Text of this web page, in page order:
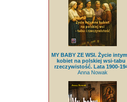
MY BABY ZE WSI. Życie
kobiet na polskiej wsi-tabu
rzeczywistość. Lata 1900-
Anna Nowak